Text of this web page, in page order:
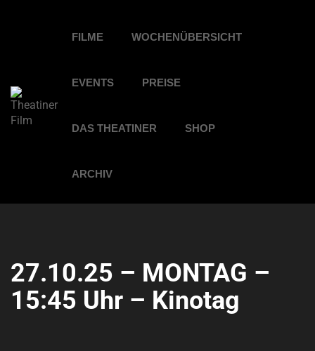
FILME WOCHENÜBERSICHT
EVENTS PREISE
DAS THEATINER SHOP
ARCHIV
27.10.25 – MONTAG –
15:45 Uhr – Kinotag